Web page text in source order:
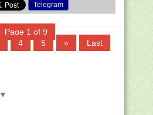
Telegram
Page 1 of 9
4 5 » Last
▼